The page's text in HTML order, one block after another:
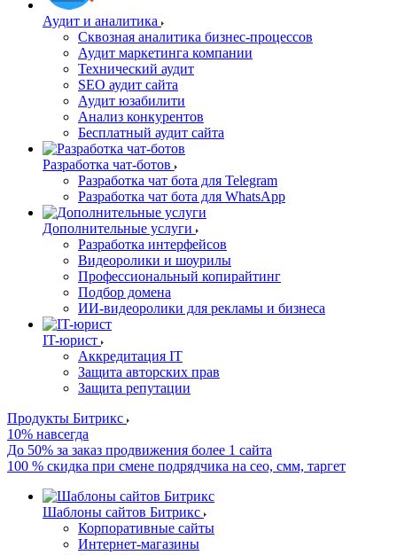
Аудит и аналитика
Сквозная аналитика бизнес-процессов
Аудит маркетинга компании
Технический аудит
SEO аудит сайта
Аудит юзабилити
Анализ конкурентов
Бесплатный аудит сайта
Разработка чат-ботов
Разработка чат бота для Telegram
Разработка чат бота для WhatsApp
Дополнительные услуги
Разработка интерфейсов
Видеоролики и шоурилы
Профессиональный копирайтинг
Подбор домена
ИИ-видеоролики для рекламы и бизнеса
IT-юрист
Аккредитация IT
Защита авторских прав
Защита репутации
Продукты Битрикс
10% навсегда
До 50% за заказ продвижения более 1 сайта
100 % скидка при смене подрядчика на сео, смм, таргет
Шаблоны сайтов Битрикс
Корпоративные сайты
Интернет-магазины